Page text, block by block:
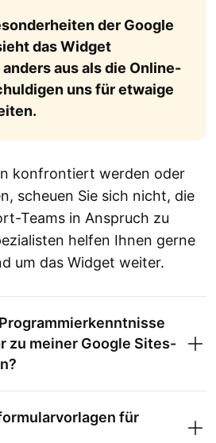
der Google
das Widget
aus als die Online-
uns für etwaige
konfrontiert werden oder
scheuen Sie sich nicht, die
Teams in Anspruch zu
helfen Ihnen gerne
um das Widget weiter.
zu meiner Google Sites-
für